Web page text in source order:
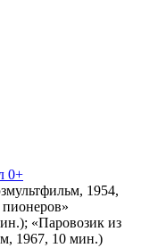
0+
1954,
«Паровозик из
1967, 10 мин.)